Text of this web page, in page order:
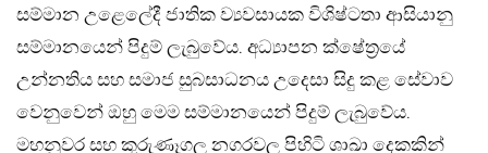
සම්මාන උළෙලේදී ජාතික ව්‍යවසායක විශිෂ්ටතා ආසියානු
සම්මානයෙන් පිදුම් ලැබුවේය. අධ්‍යාපන ක්ෂේත්‍රයේ
උන්නතිය සහ සමාජ සුබසාධනය උදෙසා සිදු කළ සේවාව
වෙනුවෙන් ඔහු මෙම සම්මානයෙන් පිදුම් ලැබුවේය.
මහනුවර සහ කුරුණෑගල නගරවල පිහිටි ශාඛා දෙකකින්